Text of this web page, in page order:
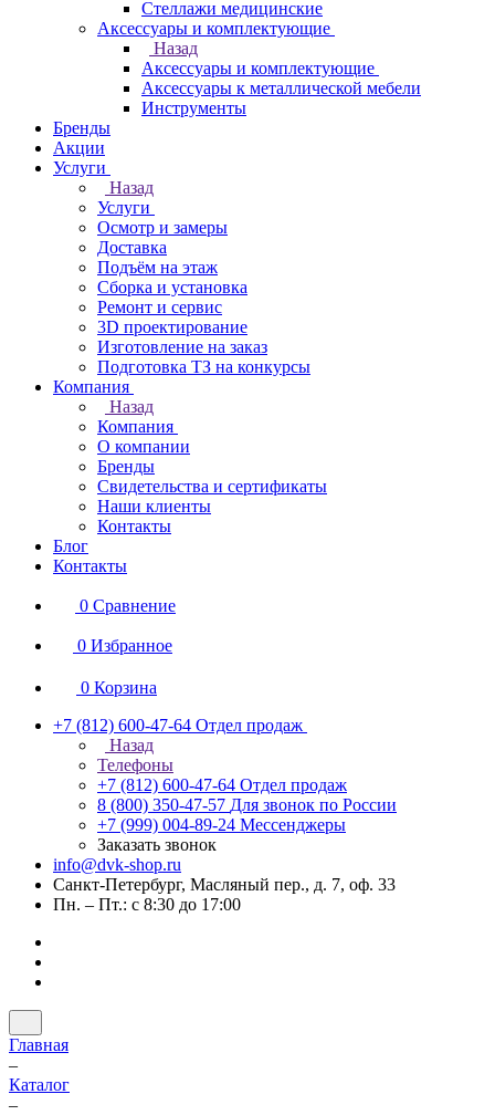
Стеллажи медицинские
Аксессуары и комплектующие
Назад
Аксессуары и комплектующие
Аксессуары к металлической мебели
Инструменты
Бренды
Акции
Услуги
Назад
Услуги
Осмотр и замеры
Доставка
Подъём на этаж
Сборка и установка
Ремонт и сервис
3D проектирование
Изготовление на заказ
Подготовка ТЗ на конкурсы
Компания
Назад
Компания
О компании
Бренды
Свидетельства и сертификаты
Наши клиенты
Контакты
Блог
Контакты
0 Сравнение
0 Избранное
0 Корзина
+7 (812) 600-47-64 Отдел продаж
Назад
Телефоны
+7 (812) 600-47-64 Отдел продаж
8 (800) 350-47-57 Для звонок по России
+7 (999) 004-89-24 Мессенджеры
Заказать звонок
info@dvk-shop.ru
Санкт-Петербург, Масляный пер., д. 7, оф. 33
Пн. – Пт.: с 8:30 до 17:00
Главная
–
Каталог
–